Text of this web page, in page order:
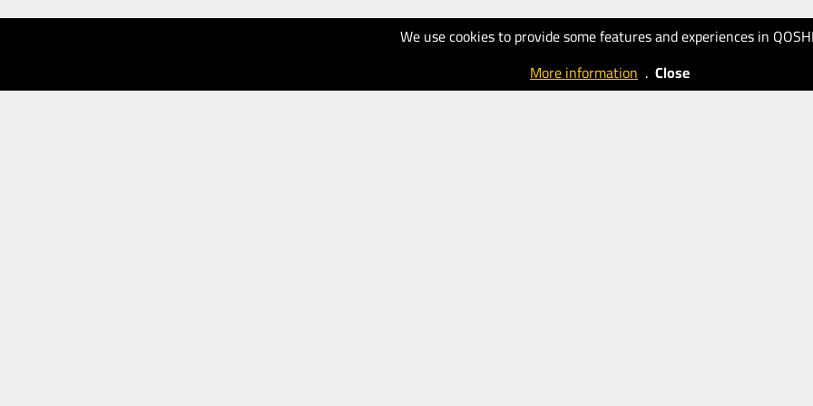
We use cookies to provide some features and experiences in
More information . Close